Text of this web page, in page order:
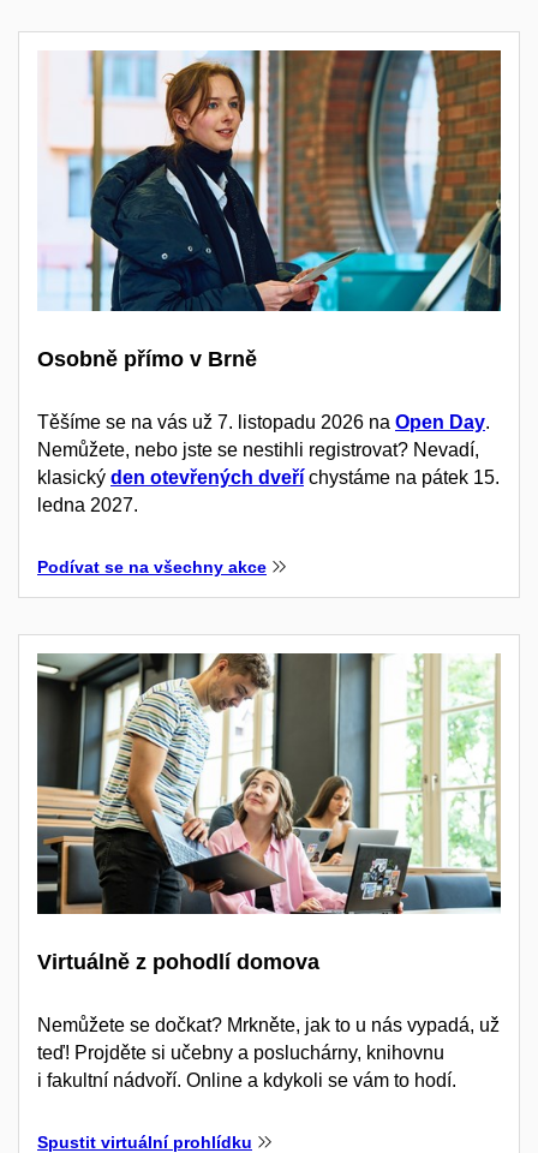
Osobně přímo v Brně
Těšíme se na vás už 7. listopadu 2026 na Open Day.
Nemůžete, nebo jste se nestihli registrovat? Nevadí,
klasický den otevřených dveří chystáme na pátek 15.
ledna 2027.
Podívat se na všechny akce
Virtuálně z pohodlí domova
Nemůžete se dočkat? Mrkněte, jak to u nás vypadá, už
teď! Projděte si učebny a posluchárny, knihovnu
i fakultní nádvoří. Online a kdykoli se vám to hodí.
Spustit virtuální prohlídku